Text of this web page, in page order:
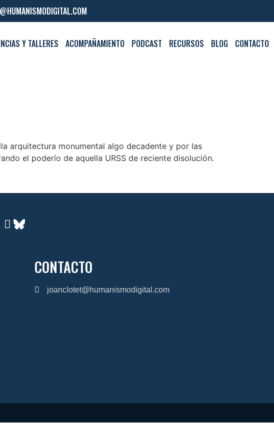
Y TALLERES ACOMPAÑAMIENTO PODCAST RECURSOS BLOG CONTACTO
arquitectura monumental algo decadente y por las
el poderío de aquella URSS de reciente disolución.
CONTACTO
joanclotet@humanismodigital.com